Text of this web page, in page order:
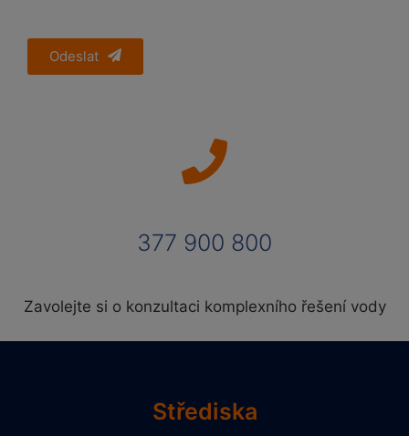
Odeslat
377 900 800
Zavolejte si o konzultaci komplexního řešení vody
Střediska